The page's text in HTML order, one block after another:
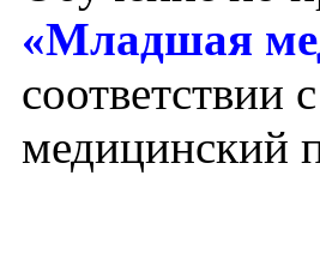
«Младшая
медицинский